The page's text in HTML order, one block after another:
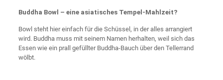
Buddha Bowl – eine asiatisches Tempel-Mahlzeit?
Bowl steht hier einfach für die Schüssel, in der alles arrangiert
wird. Buddha muss mit seinem Namen herhalten, weil sich das
Essen wie ein prall gefüllter Buddha-Bauch über den Tellerrand
wölbt.